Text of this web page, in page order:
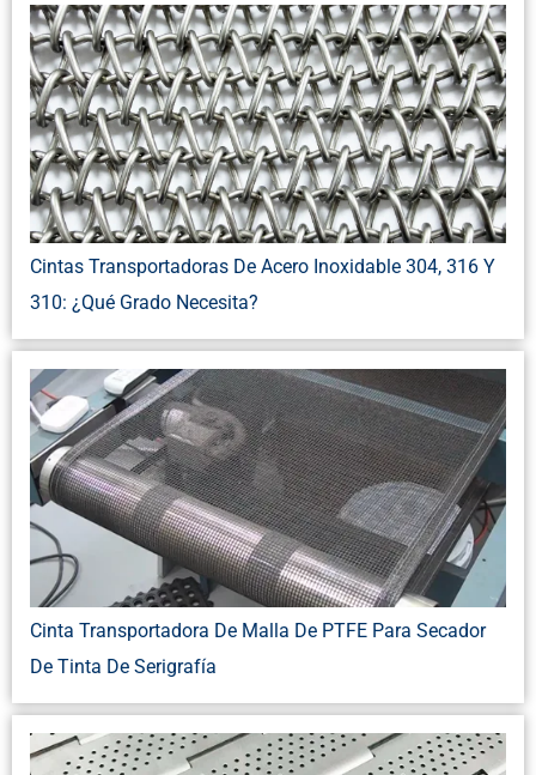
Cintas Transportadoras De Acero Inoxidable 304, 316 Y
310: ¿Qué Grado Necesita?
Cinta Transportadora De Malla De PTFE Para Secador
De Tinta De Serigrafía